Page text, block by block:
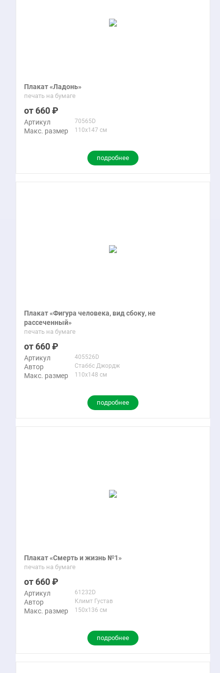
Плакат «Ладонь»
печать на бумаге
660
Артикул 70565D
Макс. размер 110x147 см
подробнее
Плакат «Фигура человека, вид сбоку, не
рассеченный»
печать на бумаге
660
Артикул 405526D
Автор Стаббс Джордж
Макс. размер 110x148 см
подробнее
Плакат «Смерть и жизнь №1»
печать на бумаге
660
Артикул 61232D
Автор Климт Густав
Макс. размер 150x136 см
подробнее